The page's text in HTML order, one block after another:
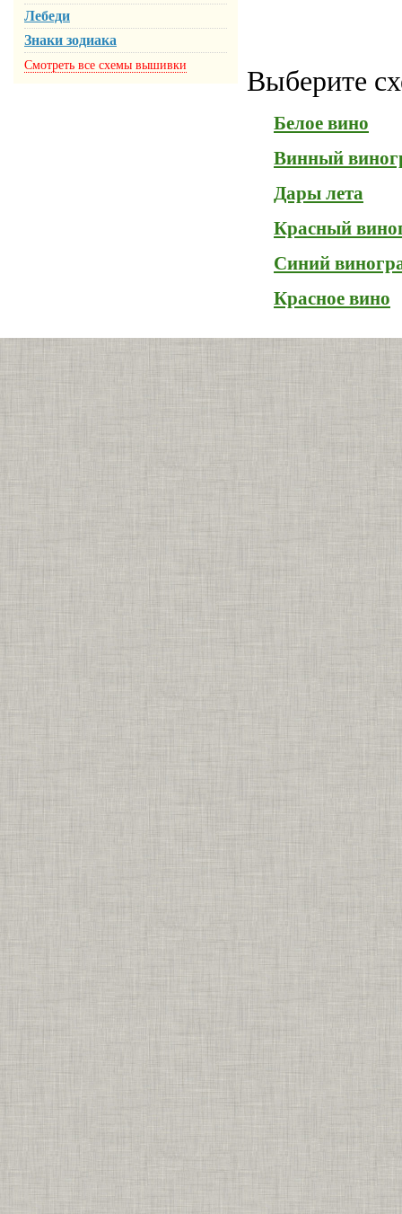
Лебеди
Знаки зодиака
Смотреть все схемы вышивки
Выберите
Белое вино
Винный
Дары лета
Красный
Синий
Красное вино